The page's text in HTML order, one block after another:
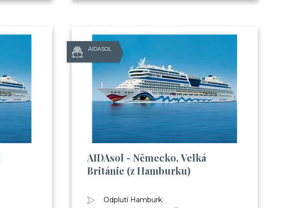
AIDASOL
AIDAsol - Německo, Velká
Británie (z Hamburku)
Odplutí Hamburk